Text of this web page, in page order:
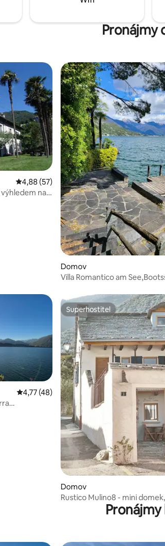
Pronájmy
Průměrné hodnocení 4,88 z 5, 57
4,88 (57)
výhledem na
Domov
Villa Romantico am
Průměrné hodnocení 4,77 z 5, 48
4,77 (48)
Superhostitel
Superhostitel
Domov
Rustico Mulino8 - mini
města, 7 minut pěšky k
zrekonstruovaný,